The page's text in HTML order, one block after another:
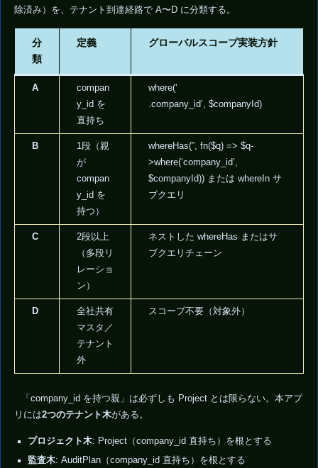
除済み）を、テナント到達経路で A〜D に分類する。
分
類
定義 グローバルスコープ実装方針
A
compan
y_id を
直持ち
where(‘
.company_id’, $companyId)
B
1段（親
が
compan
y_id を
持つ）
whereHas(”, fn($q) => $q-
>where(‘company_id’,
$companyId)) または whereIn サ
ブクエリ
C
2段以上
（多段リ
レーショ
ン）
ネストした whereHas またはサ
ブクエリチェーン
D
全社共有
マスタ／
テナント
外
スコープ不要（対象外）
「company_id を持つ親」は必ずしも Project とは限らない。本アプ
リには2つのテナント木がある。
プロジェクト木: Project（company_id 直持ち）を根とする
監査木: AuditPlan（company_id 直持ち）を根とする